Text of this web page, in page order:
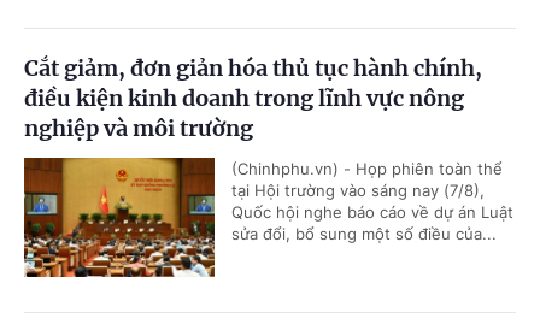
Cắt giảm, đơn giản hóa thủ tục hành chính,
điều kiện kinh doanh trong lĩnh vực nông
nghiệp và môi trường
(Chinhphu.vn) - Họp phiên toàn thể
tại Hội trường vào sáng nay (7/8),
Quốc hội nghe báo cáo về dự án Luật
sửa đổi, bổ sung một số điều của...